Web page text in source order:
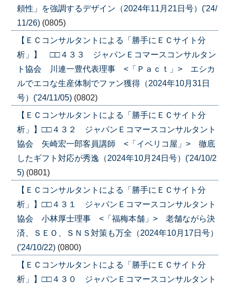
頼性」を強調するデザイン（2024年11月21日号）('24/
11/26) (0805)
【ＥＣコンサルタントによる「勝手にＥＣサイト分
析」】 □□４３３ ジャパンＥコマースコンサルタン
ト協会 川連一豊代表理事 <「Ｐａｃｔ」> エシカ
ルでエコな生産体制でファン獲得（2024年10月31日
号）('24/11/05) (0802)
【ＥＣコンサルタントによる「勝手にＥＣサイト分
析」】□□４３２ ジャパンＥコマースコンサルタント
協会 矢崎宏一郎客員講師 <「イベリコ屋」> 徹底
したギフト対応が秀逸（2024年10月24日号）('24/10/2
5) (0801)
【ＥＣコンサルタントによる「勝手にＥＣサイト分
析」】□□４３１ ジャパンＥコマースコンサルタント
協会 小林厚士理事 <「福梅本舗」> 老舗ながら決
済、ＳＥＯ、ＳＮＳ対策も万全（2024年10月17日号）
('24/10/22) (0800)
【ＥＣコンサルタントによる「勝手にＥＣサイト分
析」】□□４３０ ジャパンＥコマースコンサルタント